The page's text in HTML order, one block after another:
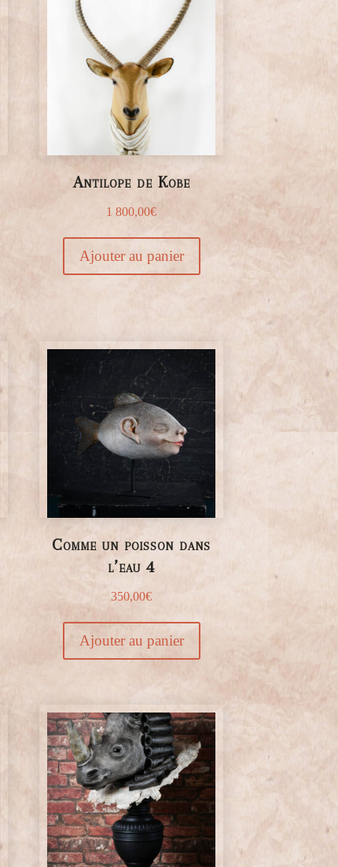
Antilope de Kobe
1 800,00€
Ajouter au panier
Comme un poisson dans
l’eau 4
350,00€
Ajouter au panier